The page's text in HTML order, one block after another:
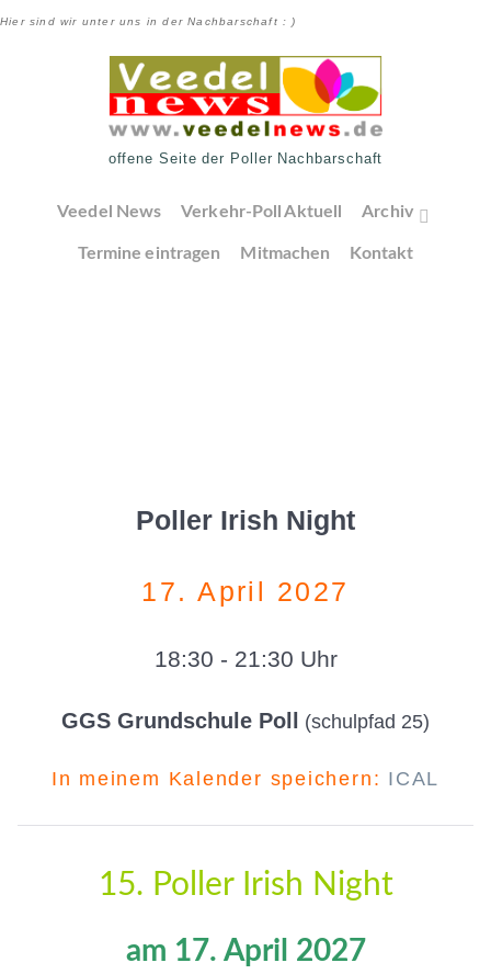
Hier sind wir unter uns in der Nachbarschaft : )
offene Seite der Poller Nachbarschaft
Veedel News Verkehr-Poll Aktuell Archiv
Termine eintragen Mitmachen Kontakt
Poller Irish Night
17. April 2027
18:30 - 21:30 Uhr
GGS Grundschule Poll (schulpfad 25)
In meinem Kalender speichern: ICAL
15. Poller Irish Night
am 17. April 2027